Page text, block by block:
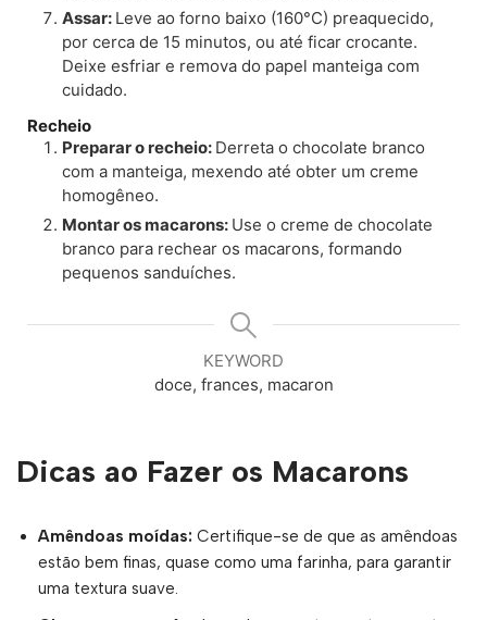
Assar: Leve ao forno baixo (160°C) preaquecido,
por cerca de 15 minutos, ou até ficar crocante.
Deixe esfriar e remova do papel manteiga com
cuidado.
Recheio
Preparar o recheio: Derreta o chocolate branco
com a manteiga, mexendo até obter um creme
homogêneo.
Montar os macarons: Use o creme de chocolate
branco para rechear os macarons, formando
pequenos sanduíches.
KEYWORD
doce, frances, macaron
Dicas ao Fazer os Macarons
Amêndoas moídas: Certifique-se de que as amêndoas
estão bem finas, quase como uma farinha, para garantir
uma textura suave.